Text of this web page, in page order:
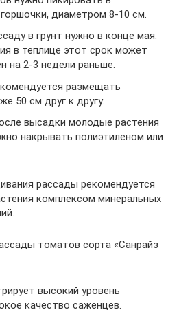
диаметром 8-10 см.
в грунт нужно в конце мая.
в теплице этот срок может
на 2-3 недели раньше.
размещать
50 см друг к другу.
высадки молодые растения
накрывать полиэтиленом или
рассады рекомендуется
комплексом минеральных
томатов сорта «Санрайз
высокий уровень
качество саженцев.